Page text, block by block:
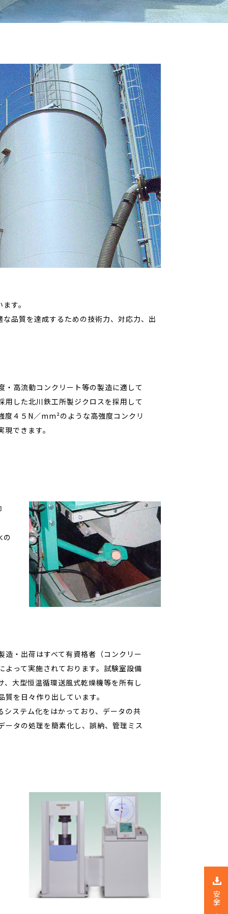
す。
品質を達成するための技術力、対応力、出
・高流動コンクリート等の製造に適して
用した北川鉄工所製ジクロスを採用して
度４５N／mm²のような高強度コンクリ
できます。
の
・出荷はすべて有資格者（コンクリー
よって実施されております。試験室設備
大型恒温循環送風式乾燥機等を所有し
を日々作り出しています。
ステム化をはかっており、データの共
ータの処理を簡素化し、誤納、管理ミス